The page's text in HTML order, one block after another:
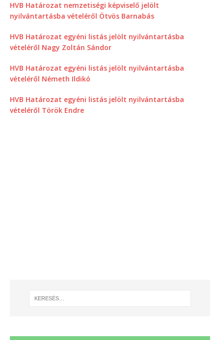
HVB Határozat nemzetiségi képviselő jelölt
nyilvántartásba vételéről Ötvös Barnabás
HVB Határozat egyéni listás jelölt nyilvántartásba
vételéről Nagy Zoltán Sándor
HVB Határozat egyéni listás jelölt nyilvántartásba
vételéről Németh Ildikó
HVB Határozat egyéni listás jelölt nyilvántartásba
vételéről Török Endre